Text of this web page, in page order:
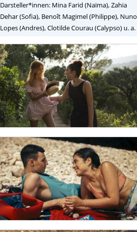
Darsteller*innen: Mina Farid (Naïma), Zahia
Dehar (Sofia), Benoît Magimel (Philippe), Nuno
Lopes (Andres), Clotilde Courau (Calypso) u. a.